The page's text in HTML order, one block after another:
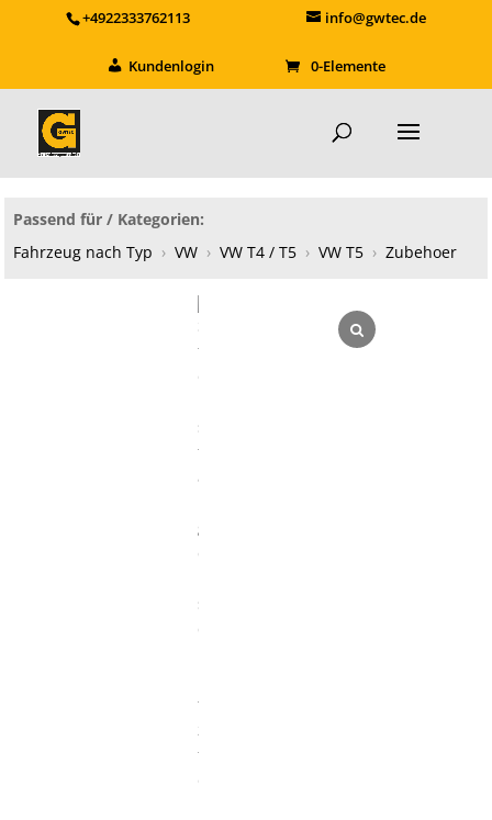
+4922333762113 info@gwtec.de
Kundenlogin 0-Elemente
Passend für / Kategorien:
Fahrzeug nach Typ › VW › VW T4 / T5 › VW T5 › Zubehoer